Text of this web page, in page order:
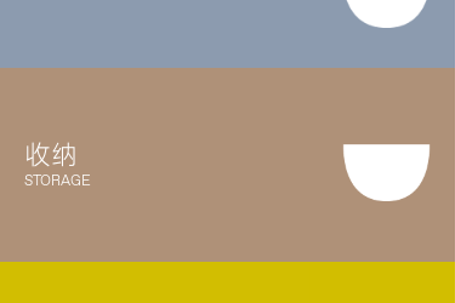
ZHÚ LOUNGE CHAIR ZHÚ COFFEE TABLE
收纳
STORAGE